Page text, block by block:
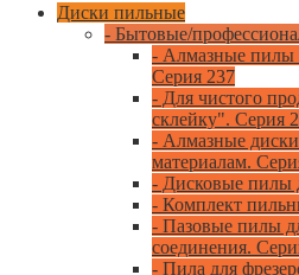
Диски пильные
- Бытовые/
- Алмазные
Серия 237
- Для чистого
склейку". Серия
- Алмазные
материалам.
- Дисковые пилы
- Комплект
- Пазовые пилы
соединения.
- Пила для